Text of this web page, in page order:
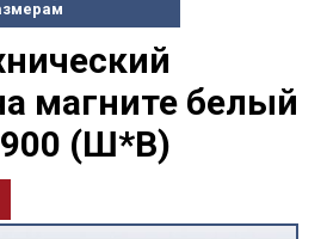
магните белый
(Ш*В)